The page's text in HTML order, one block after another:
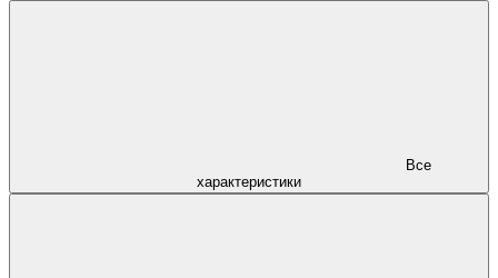
характеристики